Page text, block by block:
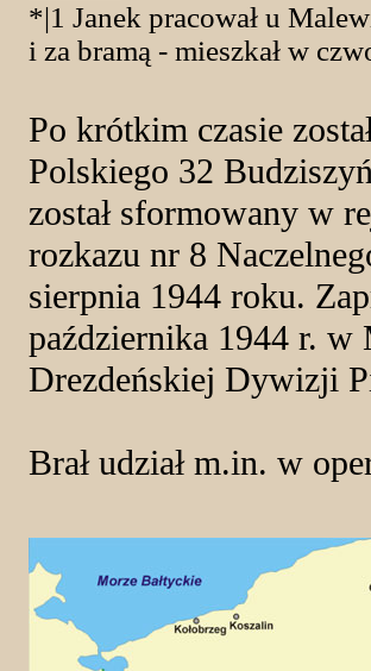
*|1 Janek pracował u
i za bramą - mieszkał w
Po krótkim czasie
Polskiego 32
został sformowany w
rozkazu nr 8
sierpnia 1944 roku.
października 1944 r. w
Drezdeńskiej Dywizji
Brał udział m.in. w